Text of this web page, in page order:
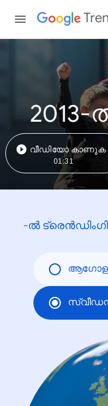
വീഡിയോ കാണുക
01:31
-ൽ
ആഗോള